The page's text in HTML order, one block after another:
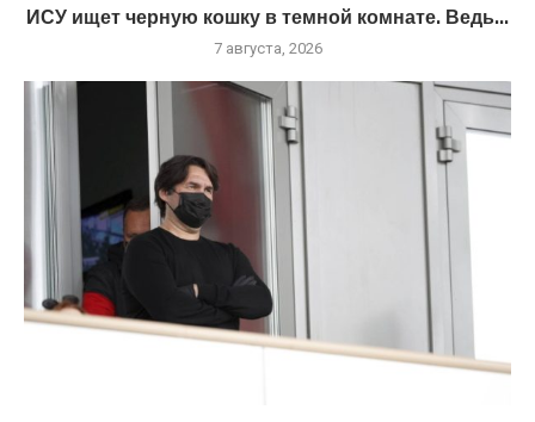
ИСУ ищет черную кошку в темной комнате. Ведь...
7 августа, 2026